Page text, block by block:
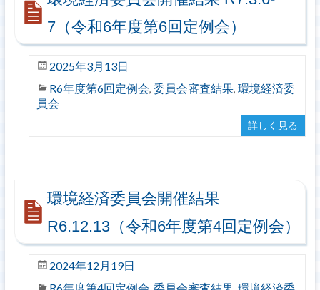
7（令和6年度第6回定例会）
2025年3月13日
R6年度第6回定例会, 委員会審査結果, 環境経済委
員会
詳しく見る
環境経済委員会開催結果
R6.12.13（令和6年度第4回定例会）
2024年12月19日